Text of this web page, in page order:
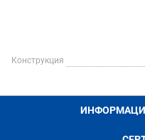
Конструкция